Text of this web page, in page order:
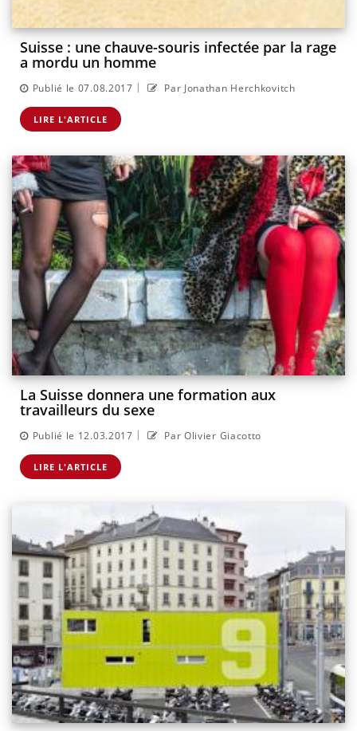
Suisse : une chauve-souris infectée par la rage
a mordu un homme
Publié le 07.08.2017 | Par Jonathan Herchkovitch
LIRE L'ARTICLE
La Suisse donnera une formation aux
travailleurs du sexe
Publié le 12.03.2017 | Par Olivier Giacotto
LIRE L'ARTICLE